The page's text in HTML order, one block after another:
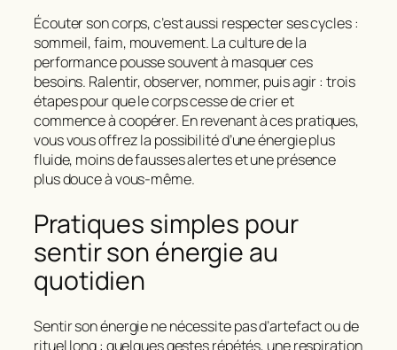
Écouter son corps, c’est aussi respecter ses cycles :
sommeil, faim, mouvement. La culture de la
performance pousse souvent à masquer ces
besoins. Ralentir, observer, nommer, puis agir : trois
étapes pour que le corps cesse de crier et
commence à coopérer. En revenant à ces pratiques,
vous vous offrez la possibilité d’une énergie plus
fluide, moins de fausses alertes et une présence
plus douce à vous-même.
Pratiques simples pour
sentir son énergie au
quotidien
Sentir son énergie ne nécessite pas d’artefact ou de
rituel long : quelques gestes répétés, une respiration